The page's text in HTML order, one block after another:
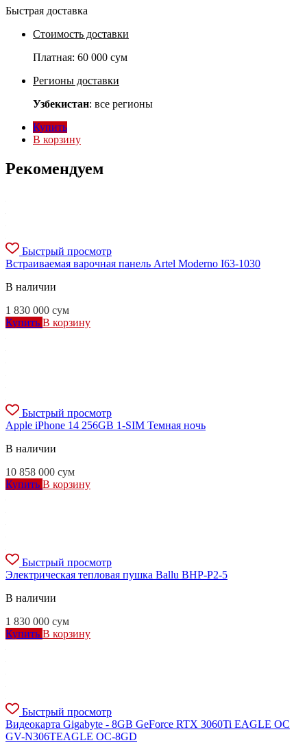
Быстрая доставка
Стоимость доставки
Платная: 60 000 сум
Регионы доставки
Узбекистан: все регионы
Купить
В корзину
Рекомендуем
Быстрый просмотр
Встраиваемая варочная панель Artel Moderno I63-1030
В наличии
1 830 000 сум
Купить В корзину
Быстрый просмотр
Apple iPhone 14 256GB 1-SIM Темная ночь
В наличии
10 858 000 сум
Купить В корзину
Быстрый просмотр
Электрическая тепловая пушка Ballu BHP-P2-5
В наличии
1 830 000 сум
Купить В корзину
Быстрый просмотр
Видеокарта Gigabyte - 8GB GeForce RTX 3060Ti EAGLE OC
GV-N306TEAGLE OC-8GD